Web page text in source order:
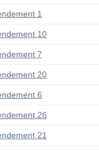
1
10
7
20
6
26
21